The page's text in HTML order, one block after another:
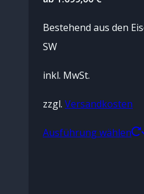
Bestehend aus den
SW
inkl. MwSt.
zzgl. Versandkosten
Ausführung wählen